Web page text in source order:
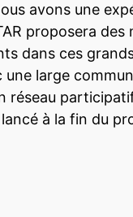
avons une
proposera
dans ces
large
réseau
à la fin du